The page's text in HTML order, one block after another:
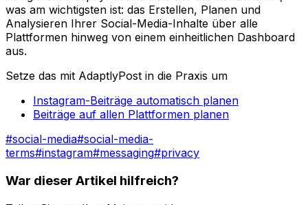
was am wichtigsten ist: das Erstellen, Planen und
Analysieren Ihrer Social-Media-Inhalte über alle
Plattformen hinweg von einem einheitlichen Dashboard
aus.
Setze das mit AdaptlyPost in die Praxis um
Instagram-Beiträge automatisch planen
Beiträge auf allen Plattformen planen
#social-media#social-media-
terms#instagram#messaging#privacy
War dieser Artikel hilfreich?